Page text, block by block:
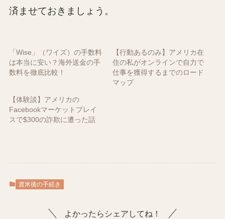
済ませておきましょう。
「Wise」（ワイズ）の手数料
は本当に安い？海外送金の手
数料を徹底比較！
【行動あるのみ】アメリカ在
住の私がオンラインで自力で
仕事を獲得するまでのロード
マップ
【体験談】アメリカの
Facebookマーケットプレイ
スで$300の詐欺に遭った話
渡米後の手続き
よかったらシェアしてね！